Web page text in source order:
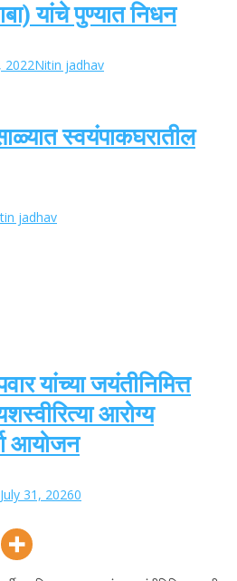
यांचे पुण्यात निधन
2022Nitin jadhav
स्वयंपाकघरातील
jadhav
यांच्या जयंतीनिमित्त
आरोग्य
आयोजन
July 31, 20260